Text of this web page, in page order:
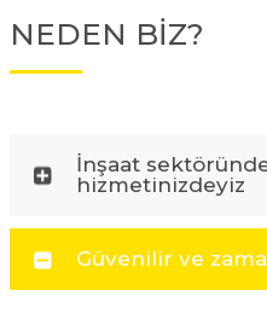
NEDEN BİZ?
İnşaat
hizmetinizdeyiz
Güvenilir ve